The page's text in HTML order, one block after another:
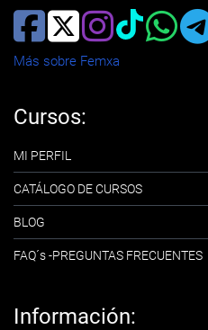
Más sobre Femxa
Cursos:
MI PERFIL
CATÁLOGO DE CURSOS
BLOG
FAQ´s -PREGUNTAS FRECUENTES
Información: